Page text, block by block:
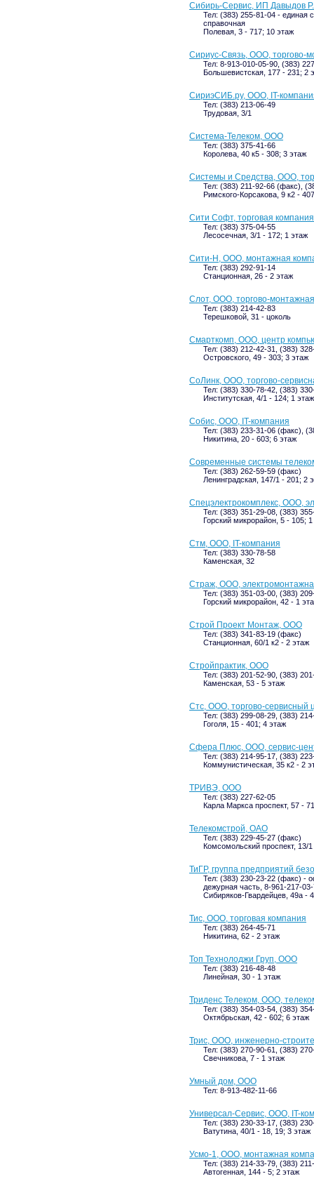
Сибирь-Сервис, ИП Давыдов
Тел: (383) 255-81-04 - единая
справочная
Полевая, 3 - 717; 10 этаж
Сириус-Связь, ООО, торгово-
Тел: 8-913-010-05-90, (383)
Большевистская, 177 - 231; 2
СириэСИБ.ру, ООО, IT-
Тел: (383) 213-06-49
Трудовая, 3/1
Система-Телеком, ООО
Тел: (383) 375-41-66
Королева, 40 к5 - 308; 3 этаж
Системы и Средства, ООО,
Тел: (383) 211-92-66 (факс),
Римского-Корсакова, 9 к2 -
Сити Софт, торговая компания
Тел: (383) 375-04-55
Лесосечная, 3/1 - 172; 1 этаж
Сити-Н, ООО, монтажная
Тел: (383) 292-91-14
Станционная, 26 - 2 этаж
Слот, ООО, торгово-
Тел: (383) 214-42-83
Терешковой, 31 - цоколь
Смарткомп, ООО, центр
Тел: (383) 212-42-31, (383)
Островского, 49 - 303; 3 этаж
СоЛинк, ООО, торгово-
Тел: (383) 330-78-42, (383)
Институтская, 4/1 - 124; 1 этаж
Собис, ООО, IT-компания
Тел: (383) 233-31-06 (факс),
Никитина, 20 - 603; 6 этаж
Современные системы
Тел: (383) 262-59-59 (факс)
Ленинградская, 147/1 - 201; 2
Спецэлектрокомплекс, ООО,
Тел: (383) 351-29-08, (383)
Горский микрорайон, 5 - 105;
Стм, ООО, IT-компания
Тел: (383) 330-78-58
Каменская, 32
Страж, ООО,
Тел: (383) 351-03-00, (383)
Горский микрорайон, 42 - 1
Строй Проект Монтаж, ООО
Тел: (383) 341-83-19 (факс)
Станционная, 60/1 к2 - 2 этаж
Стройпрактик, ООО
Тел: (383) 201-52-90, (383)
Каменская, 53 - 5 этаж
Стс, ООО, торгово-сервисный
Тел: (383) 299-08-29, (383)
Гоголя, 15 - 401; 4 этаж
Сфера Плюс, ООО, сервис-
Тел: (383) 214-95-17, (383)
Коммунистическая, 35 к2 - 2
ТРИВЭ, ООО
Тел: (383) 227-62-05
Карла Маркса проспект, 57 -
Телекомстрой, ОАО
Тел: (383) 229-45-27 (факс)
Комсомольский проспект, 13/
ТиГР, группа предприятий
Тел: (383) 230-23-22 (факс) -
дежурная часть, 8-961-217-
Сибиряков-Гвардейцев, 49а -
Тис, ООО, торговая компания
Тел: (383) 264-45-71
Никитина, 62 - 2 этаж
Топ Технолоджи Груп, ООО
Тел: (383) 216-48-48
Линейная, 30 - 1 этаж
Триденс Телеком, ООО,
Тел: (383) 354-03-54, (383)
Октябрьская, 42 - 602; 6 этаж
Трис, ООО, инженерно-
Тел: (383) 270-90-61, (383)
Свечникова, 7 - 1 этаж
Умный дом, ООО
Тел: 8-913-482-11-66
Универсал-Сервис, ООО, IT-
Тел: (383) 230-33-17, (383)
Ватутина, 40/1 - 18, 19; 3 этаж
Усмо-1, ООО, монтажная
Тел: (383) 214-33-79, (383)
Автогенная, 144 - 5; 2 этаж